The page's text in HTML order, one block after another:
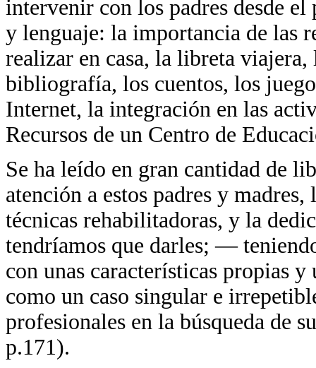
intervenir con los padres desde
y lenguaje: la importancia de las
realizar en casa, la libreta viajera,
bibliografía, los cuentos, los
Internet, la integración en las
Recursos de un Centro de
Se ha leído en gran cantidad de
atención a estos padres y
técnicas rehabilitadoras, y la
tendríamos que darles; —
con unas características propias
como un caso singular e
profesionales en la búsqueda de
p.171).